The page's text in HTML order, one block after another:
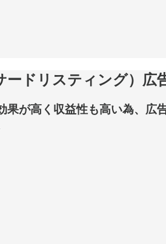
ドリスティング）広
果が高く収益性も高い為、